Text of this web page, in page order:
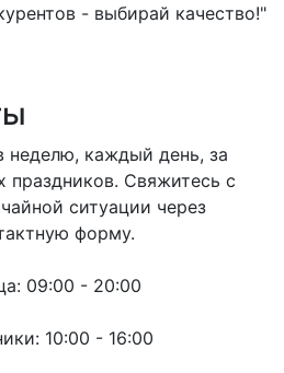
- выбирай качество!"
каждый день, за
праздников. Свяжитесь с
ситуации через
форму.
09:00 - 20:00
10:00 - 16:00